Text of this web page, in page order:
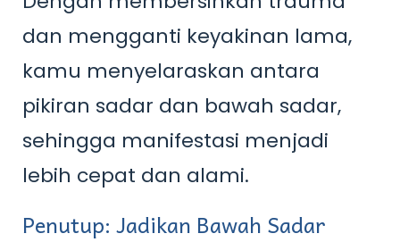
dan mengganti keyakinan lama,
kamu menyelaraskan antara
pikiran sadar dan bawah sadar,
sehingga manifestasi menjadi
lebih cepat dan alami.
Penutup: Jadikan Bawah Sadar